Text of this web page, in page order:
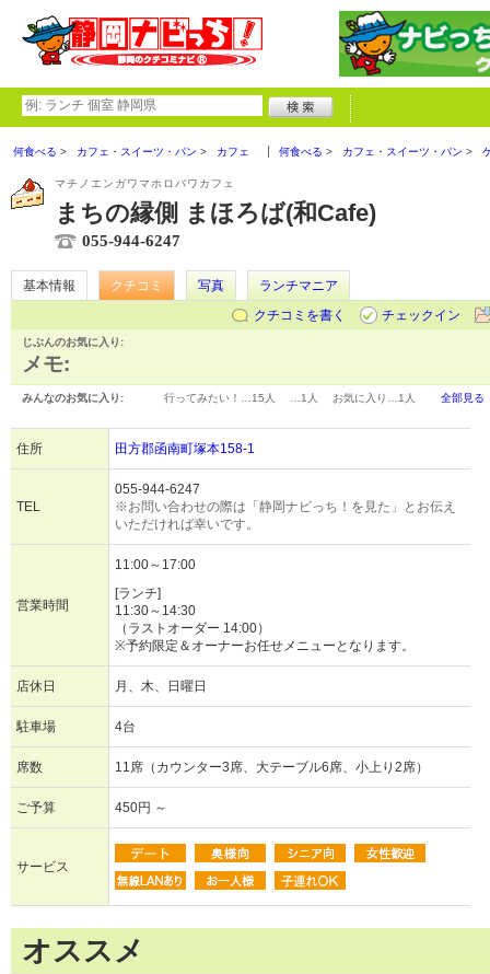
何食べる カフェ・スイーツ・パン カフェ 何食べる カフェ・スイーツ・パン
マチノエンガワマホロバワカフェ
まちの縁側 まほろば(和Cafe)
055-944-6247
基本情報 クチコミ 写真
ランチマニア
クチコミを書く
チェックイン
じぶんのお気に入り:
メモ:
みんなのお気に入り: 行ってみたい！… 15人 1人 お気に入り… 1人 全部見る
住所 田方郡函南町塚本158-1
TEL
055-944-6247
※お問い合わせの際は「静岡ナビっち！を見た」とお伝え
いただければ幸いです。
営業時間
11:00～17:00
[ランチ]
11:30～14:30
（ラストオーダー 14:00）
※予約限定＆オーナーお任せメニューとなります。
店休日 月、木、日曜日
駐車場 4台
席数 11席（カウンター3席、大テーブル6席、小上り2席）
ご予算 450円 ～
サービス
オススメ